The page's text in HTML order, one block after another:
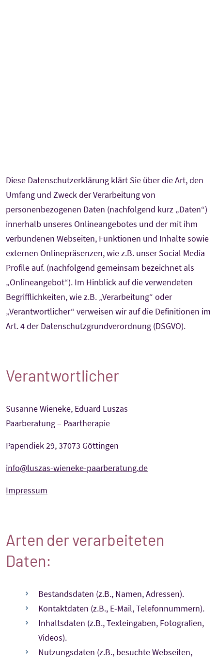
Diese Datenschutzerklärung klärt Sie über die Art, den
Umfang und Zweck der Verarbeitung von
personenbezogenen Daten (nachfolgend kurz „Daten“)
innerhalb unseres Onlineangebotes und der mit ihm
verbundenen Webseiten, Funktionen und Inhalte sowie
externen Onlinepräsenzen, wie z.B. unser Social Media
Profile auf. (nachfolgend gemeinsam bezeichnet als
„Onlineangebot“). Im Hinblick auf die verwendeten
Begrifflichkeiten, wie z.B. „Verarbeitung“ oder
„Verantwortlicher“ verweisen wir auf die Definitionen im
Art. 4 der Datenschutzgrundverordnung (DSGVO).
Verantwortlicher
Susanne Wieneke, Eduard Luszas
Paarberatung – Paartherapie
Papendiek 29, 37073 Göttingen
info@luszas-wieneke-paarberatung.de
Impressum
Arten der verarbeiteten
Daten:
Bestandsdaten (z.B., Namen, Adressen).
Kontaktdaten (z.B., E-Mail, Telefonnummern).
Inhaltsdaten (z.B., Texteingaben, Fotografien,
Videos).
Nutzungsdaten (z.B., besuchte Webseiten,